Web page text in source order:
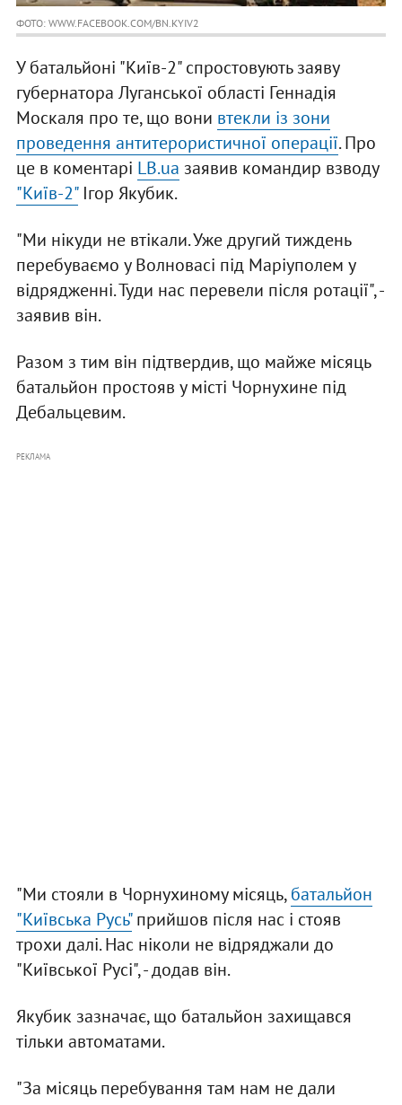
ФОТО: WWW.FACEBOOK.COM/BN.KYIV2
У батальйоні "Київ-2" спростовують заяву
губернатора Луганської області Геннадія
Москаля про те, що вони втекли із зони
проведення антитерористичної операції. Про
це в коментарі LB.ua заявив командир взводу
"Київ-2"Ігор Якубик.
"Ми нікуди не втікали. Уже другий тиждень
перебуваємо у Волновасі під Маріуполем у
відрядженні. Туди нас перевели після ротації", -
заявив він.
Разом з тим він підтвердив, що майже місяць
батальйон простояв у місті Чорнухине під
Дебальцевим.
РЕКЛАМА
"Ми стояли в Чорнухиному місяць,батальйон
"Київська Русь"прийшов після нас і стояв
трохи далі. Нас ніколи не відряджали до
"Київської Русі", - додав він.
Якубик зазначає, що батальйон захищався
тільки автоматами.
"За місяць перебування там нам не дали